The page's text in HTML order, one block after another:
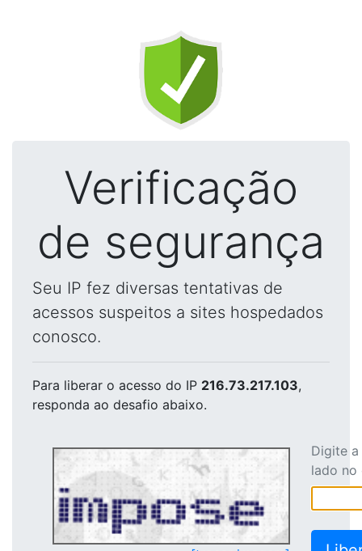
Verificação
de segurança
Seu IP fez diversas tentativas de
acessos suspeitos a sites hospedados
conosco.
Para liberar o acesso do IP 216.73.217.103,
responda ao desafio abaixo.
Digite
lado no